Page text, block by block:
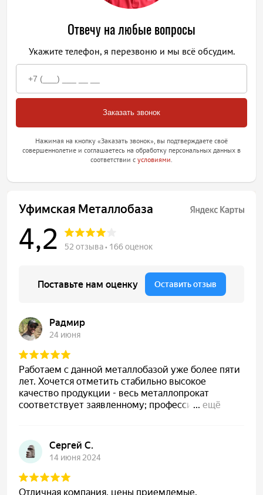
Отвечу на любые вопросы
Укажите телефон, я перезвоню и мы всё обсудим.
Нажимая на кнопку «Заказать звонок», вы подтверждаете своё
совершеннолетие и соглашаетесь на обработку персональных данных в
соответствии с условиями.